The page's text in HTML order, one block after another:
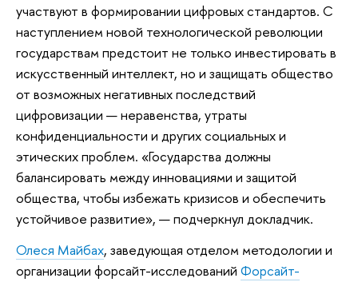
участвуют в формировании цифровых стандартов. С
наступлением новой технологической революции
государствам предстоит не только инвестировать в
искусственный интеллект, но и защищать общество
от возможных негативных последствий
цифровизации — неравенства, утраты
конфиденциальности и других социальных и
этических проблем. «Государства должны
балансировать между инновациями и защитой
общества, чтобы избежать кризисов и обеспечить
устойчивое развитие», — подчеркнул докладчик.
Олеся Майбах, заведующая отделом методологии и
организации форсайт-исследований Форсайт-